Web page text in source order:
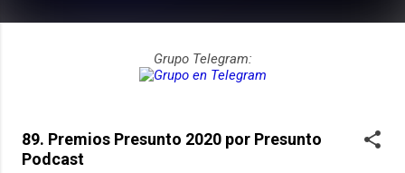
a
Grupo Telegram:
89. Premios Presunto 2020 por Presunto
Podcast